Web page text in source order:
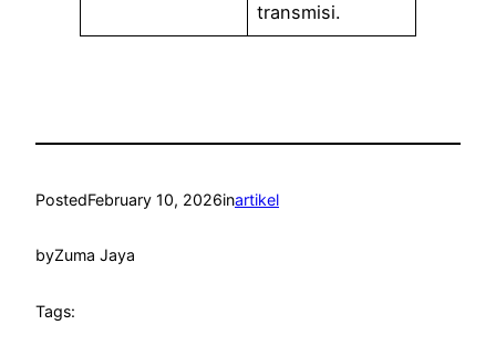
transmisi.
PostedFebruary 10, 2026inartikel
byZuma Jaya
Tags: